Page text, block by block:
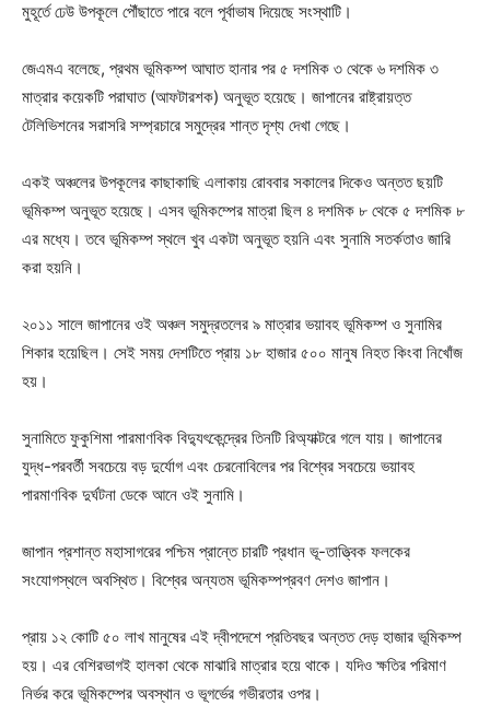
মুহূর্তে ঢেউ উপকূলে পৌঁছাতে পারে বলে পূর্বাভাষ দিয়েছে সংস্থাটি।
জেএমএ বলেছে, প্রথম ভূমিকম্প আঘাত হানার পর ৫ দশমিক ৩ থেকে ৬ দশমিক ৩
মাত্রার কয়েকটি পরাঘাত (আফটারশক) অনুভূত হয়েছে। জাপানের রাষ্ট্রায়ত্ত
টেলিভিশনের সরাসরি সম্প্রচারে সমুদ্রের শান্ত দৃশ্য দেখা গেছে।
একই অঞ্চলের উপকূলের কাছাকাছি এলাকায় রোববার সকালের দিকেও অন্তত ছয়টি
ভূমিকম্প অনুভূত হয়েছে। এসব ভূমিকম্পের মাত্রা ছিল ৪ দশমিক ৮ থেকে ৫ দশমিক ৮
এর মধ্যে। তবে ভূমিকম্প স্থলে খুব একটা অনুভূত হয়নি এবং সুনামি সতর্কতাও জারি
করা হয়নি।
২০১১ সালে জাপানের ওই অঞ্চল সমুদ্রতলের ৯ মাত্রার ভয়াবহ ভূমিকম্প ও সুনামির
শিকার হয়েছিল। সেই সময় দেশটিতে প্রায় ১৮ হাজার ৫০০ মানুষ নিহত কিংবা নিখোঁজ
হয়।
সুনামিতে ফুকুশিমা পারমাণবিক বিদ্যুৎকেন্দ্রের তিনটি রিঅ্যাক্টরে গলে যায়। জাপানের
যুদ্ধ-পরবর্তী সবচেয়ে বড় দুর্যোগ এবং চেরনোবিলের পর বিশ্বের সবচেয়ে ভয়াবহ
পারমাণবিক দুর্ঘটনা ডেকে আনে ওই সুনামি।
জাপান প্রশান্ত মহাসাগরের পশ্চিম প্রান্তে চারটি প্রধান ভূ-তাত্ত্বিক ফলকের
সংযোগস্থলে অবস্থিত। বিশ্বের অন্যতম ভূমিকম্পপ্রবণ দেশও জাপান।
প্রায় ১২ কোটি ৫০ লাখ মানুষের এই দ্বীপদেশে প্রতিবছর অন্তত দেড় হাজার ভূমিকম্প
হয়। এর বেশিরভাগই হালকা থেকে মাঝারি মাত্রার হয়ে থাকে। যদিও ক্ষতির পরিমাণ
নির্ভর করে ভূমিকম্পের অবস্থান ও ভূগর্ভের গভীরতার ওপর।